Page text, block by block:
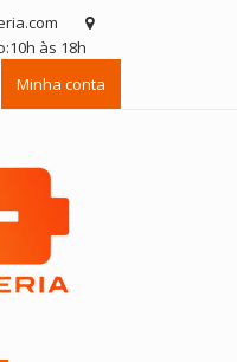
às 18h
Minha conta